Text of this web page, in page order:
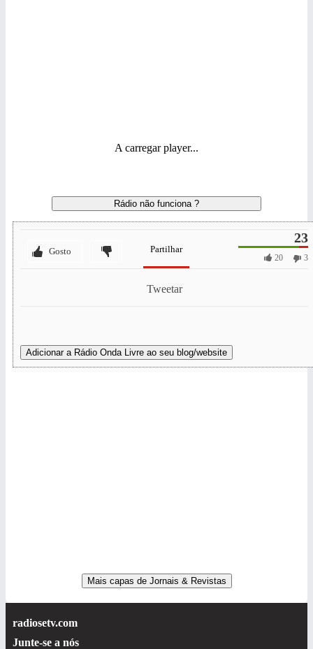
A carregar player...
Rádio não funciona ?
Gosto Partilhar
23
3
20
Tweetar
Adicionar a Rádio Onda Livre ao seu blog/website
Mais capas de Jornais & Revistas
radiosetv.com
Junte-se a nós